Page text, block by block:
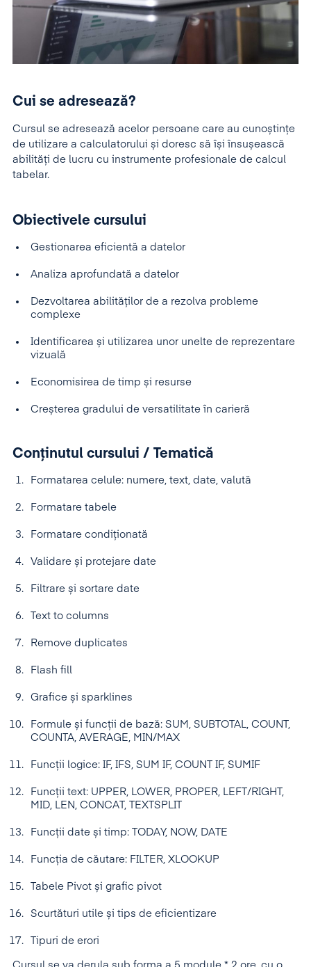
Cui se adresează?
Cursul se adresează acelor persoane care au cunoștințe
de utilizare a calculatorului și doresc să își însușească
abilități de lucru cu instrumente profesionale de calcul
tabelar.
Obiectivele cursului
Gestionarea eficientă a datelor
Analiza aprofundată a datelor
Dezvoltarea abilităților de a rezolva probleme
complexe
Identificarea și utilizarea unor unelte de reprezentare
vizuală
Economisirea de timp și resurse
Creșterea gradului de versatilitate în carieră
Conținutul cursului / Tematică
Formatarea celule: numere, text, date, valută
Formatare tabele
Formatare condiționată
Validare și protejare date
Filtrare și sortare date
Text to columns
Remove duplicates
Flash fill
Grafice și sparklines
Formule și funcții de bază: SUM, SUBTOTAL, COUNT,
COUNTA, AVERAGE, MIN/MAX
Funcții logice: IF, IFS, SUM IF, COUNT IF, SUMIF
Funcții text: UPPER, LOWER, PROPER, LEFT/RIGHT,
MID, LEN, CONCAT, TEXTSPLIT
Funcții date și timp: TODAY, NOW, DATE
Funcția de căutare: FILTER, XLOOKUP
Tabele Pivot și grafic pivot
Scurtături utile și tips de eficientizare
Tipuri de erori